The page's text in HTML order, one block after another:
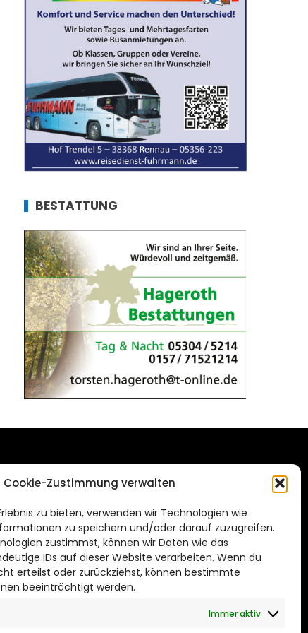
Cookie-Zustimmung verwalten
zu bieten, verwenden wir Technologien wie
zu speichern und/oder darauf zuzugreifen.
zustimmst, können wir Daten wie das
IDs auf dieser Website verarbeiten. Wenn du
erteilst oder zurückziehst, können bestimmte
beeinträchtigt werden.
Immer aktiv
BESTATTUNG
DAS STADTMAGAZIN
FÜR WOLFSBURG
Impressum
Datenschutzerklärung
Cookie Richtlinie
CITYLIFE! BEI FACEBOOK